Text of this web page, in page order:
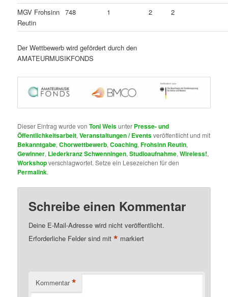
MGV Frohsinn
Reutin
748 1 2 2
Der Wettbewerb wird gefördert durch den
AMATEURMUSIKFONDS
Dieser Eintrag wurde vonToni Weisunter Presse- und
Öffentlichkeitsarbeit,Veranstaltungen / Eventsveröffentlicht und mit
Bekanntgabe,Chorwettbewerb,Coaching,Frohsinn Reutin,
Gewinner, Liederkranz Schwenningen,Studioaufnahme,Wireless!,
Workshopverschlagwortet. Setze ein Lesezeichen für den
Permalink.
Schreibe einen Kommentar
Deine E-Mail-Adresse wird nicht veröffentlicht.
Erforderliche Felder sind mit* markiert
Kommentar *